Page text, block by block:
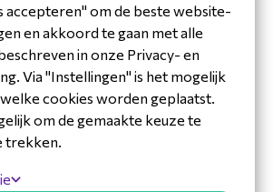
48 uur
20 20 120
17:00
7000 800
(0)36 20 20 124
AV-experts
20 20 125
support team
accepteren" om de beste website-
en akkoord te gaan met alle
in onze Privacy- en
Via "Instellingen" is het mogelijk
cookies worden geplaatst.
om de gemaakte keuze te
trekken.